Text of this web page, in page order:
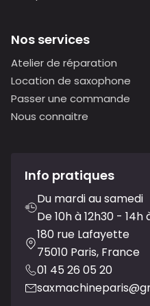
Nos services
Atelier de réparation
Location de saxophone
Passer une commande
Nous connaitre
Info pratiques
Du mardi au samedi
De 10h à 12h30 - 14h
180 rue Lafayette
75010 Paris, France
01 45 26 05 20